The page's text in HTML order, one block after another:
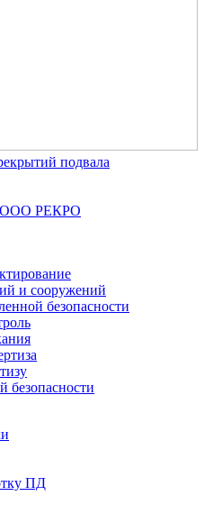
подвала
и сооружений
безопасности
безопасности
ПД